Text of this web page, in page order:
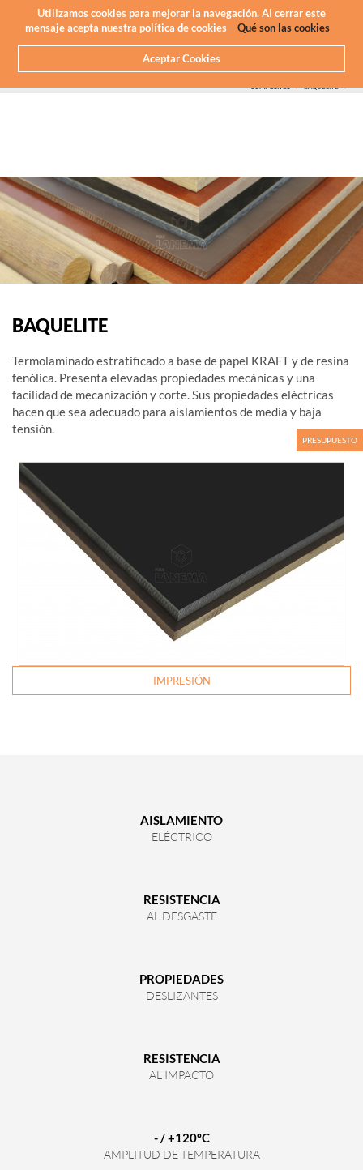
Utilizamos cookies para mejorar la navegación. Al cerrar este
mensaje acepta nuestra política de cookies
Qué son las cookies
Aceptar Cookies
Newsletter
COMPOSITES
BAQUELITE
BAQUELITE
Termolaminado estratificado a base de papel KRAFT y de resina
fenólica. Presenta elevadas propiedades mecánicas y una
facilidad de mecanización y corte. Sus propiedades eléctricas
hacen que sea adecuado para aislamientos de media y baja
tensión.
IMPRESIÓN
AISLAMIENTO
ELÉCTRICO
RESISTENCIA
AL DESGASTE
PROPIEDADES
DESLIZANTES
RESISTENCIA
AL IMPACTO
- / +120ºC
AMPLITUD DE TEMPERATURA
PRESUPUESTO